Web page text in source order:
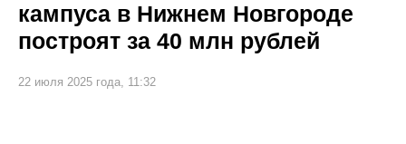
кампуса в Нижнем Новгороде
построят за 40 млн рублей
22 июля 2025 года, 11:32